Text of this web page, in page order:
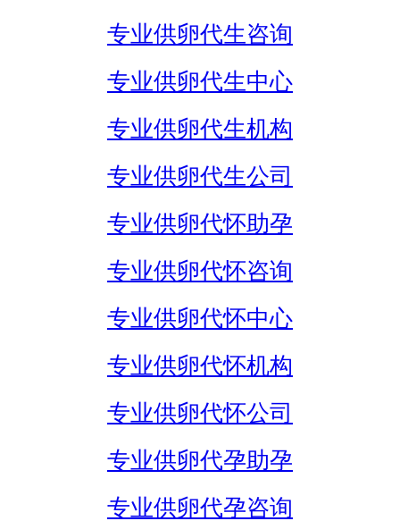
专业供卵代生咨询
专业供卵代生中心
专业供卵代生机构
专业供卵代生公司
专业供卵代怀助孕
专业供卵代怀咨询
专业供卵代怀中心
专业供卵代怀机构
专业供卵代怀公司
专业供卵代孕助孕
专业供卵代孕咨询